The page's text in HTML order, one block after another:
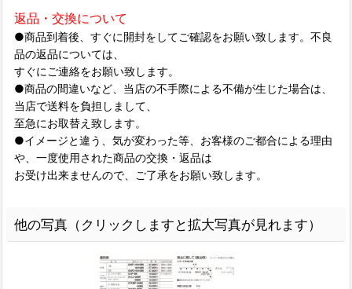
返品・交換について
●商品到着後、すぐに開封をしてご確認をお願い致します。不良
品の返品については、
すぐにご連絡をお願い致します。
●商品の間違いなど、当店の不手際による不備が生じた場合は、
当店で送料を負担しまして、
至急にお取替え致します。
●イメージと違う、気が変わった等、お客様のご都合による理由
や、一度使用された商品の交換・返品は
お受け出来ませんので、ご了承をお願い致します。
他の写真（クリックしますと拡大写真が見れます）